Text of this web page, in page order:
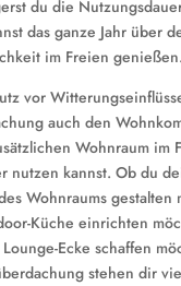
du die
das ganze Jahr über
im Freien genießen.
vor
auch den
Wohnraum im
nutzen kannst. Ob du
Wohnraums gestalten
Küche einrichten
Ecke schaffen
stehen dir